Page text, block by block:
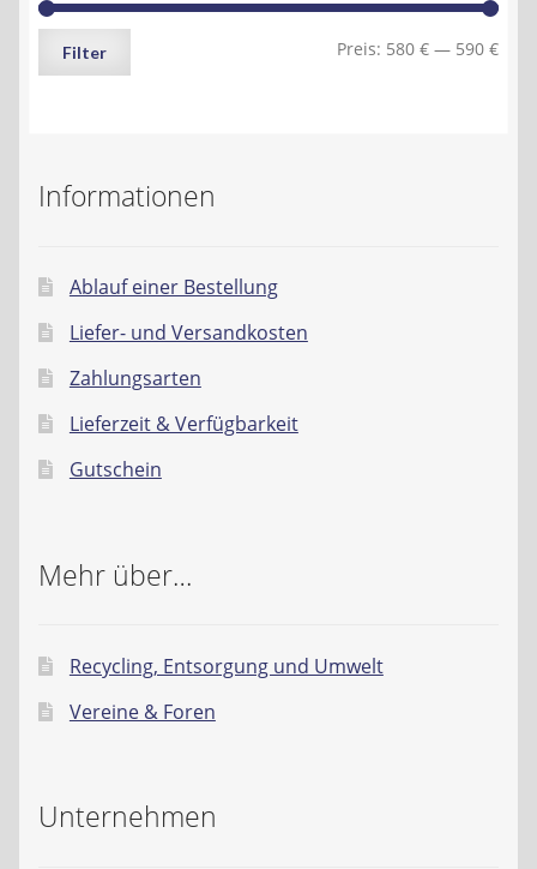
Min.
Max.
Filter Preis: 580 € — 590 €
Informationen
Ablauf einer Bestellung
Liefer- und Versandkosten
Zahlungsarten
Lieferzeit & Verfügbarkeit
Gutschein
Mehr über…
Recycling, Entsorgung und Umwelt
Vereine & Foren
Unternehmen